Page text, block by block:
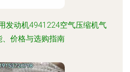
发动机4941224空气压缩机气
、价格与选购指南